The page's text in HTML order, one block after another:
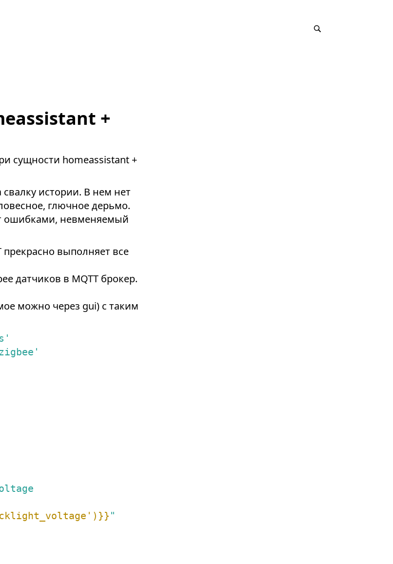
+
сущности homeassistant +
истории. В нем нет
глючное дерьмо.
ошибками, невменяемый
прекрасно выполняет все
датчиков в MQTT брокер.
можно через gui) с таким
"